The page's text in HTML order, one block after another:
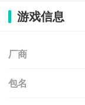
游戏信息
厂商
包名